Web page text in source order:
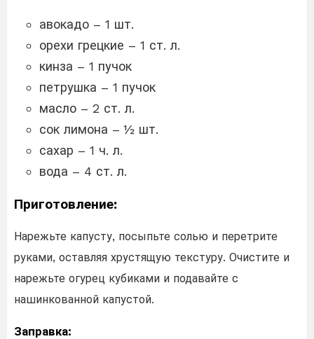
авокадо – 1 шт.
орехи грецкие – 1 ст. л.
кинза – 1 пучок
петрушка – 1 пучок
масло – 2 ст. л.
сок лимона – ½ шт.
сахар – 1 ч. л.
вода – 4 ст. л.
Приготовление:
Нарежьте капусту, посыпьте солью и перетрите
руками, оставляя хрустящую текстуру. Очистите и
нарежьте огурец кубиками и подавайте с
нашинкованной капустой.
Заправка: